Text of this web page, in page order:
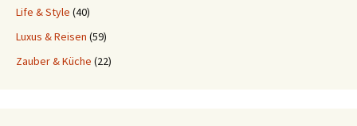
Life & Style (40)
Luxus & Reisen (59)
Zauber & Küche (22)